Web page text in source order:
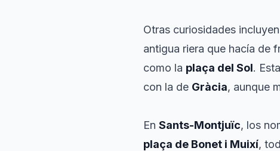
Otras curiosidades
antigua riera que hacía de
como la plaça del Sol.
con la de Gràcia, aunque
En Sants-Montjuïc, los
plaça de Bonet i Muixí,